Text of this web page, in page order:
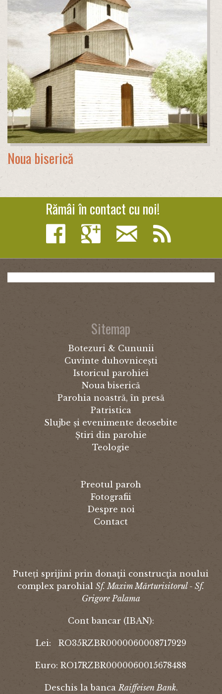
Noua biserică
Rămâi în contact cu noi!
Sitemap
Botezuri & Cununii
Cuvinte duhovnicești
Istoricul parohiei
Noua biserică
Parohia noastră, în presă
Patristica
Slujbe și evenimente deosebite
Știri din parohie
Teologie
Preotul paroh
Fotografii
Despre noi
Contact
Puteți sprijini prin donaţii construcţia noului
complex parohialSf. Maxim Mărturisitorul - Sf.
Grigore Palama
Cont bancar (IBAN):
Lei: RO35RZBR0000060008717929
Euro: RO17RZBR0000060015678488
Deschis la bancaRaiffeisen Bank.